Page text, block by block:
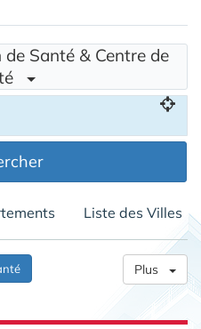
Santé & Centre de
Liste des Villes
Plus